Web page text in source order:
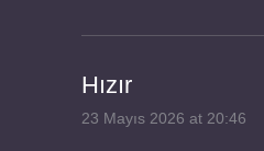
Hızır
23 Mayıs 2026 at 20:46